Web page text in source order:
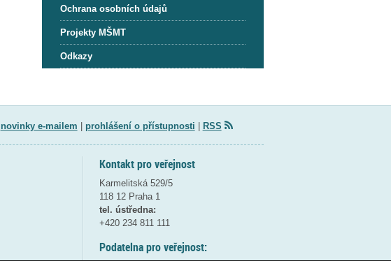
Ochrana osobních údajů
Projekty MŠMT
Odkazy
novinky e-mailem prohlášení o přístupnosti RSS
Kontakt pro veřejnost
Karmelitská 529/5
118 12 Praha 1
tel. ústředna:
+420 234 811 111
Podatelna pro veřejnost: